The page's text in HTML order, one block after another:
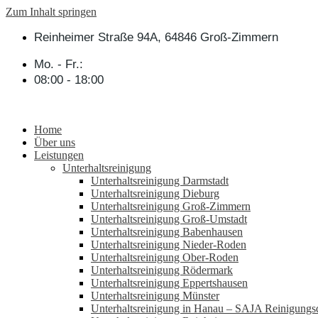
Zum Inhalt springen
Reinheimer Straße 94A, 64846 Groß-Zimmern
Mo. - Fr.:
08:00 - 18:00
Home
Über uns
Leistungen
Unterhaltsreinigung
Unterhaltsreinigung Darmstadt
Unterhaltsreinigung Dieburg
Unterhaltsreinigung Groß-Zimmern
Unterhaltsreinigung Groß-Umstadt
Unterhaltsreinigung Babenhausen
Unterhaltsreinigung Nieder-Roden
Unterhaltsreinigung Ober-Roden
Unterhaltsreinigung Rödermark
Unterhaltsreinigung Eppertshausen
Unterhaltsreinigung Münster
Unterhaltsreinigung in Hanau – SAJA